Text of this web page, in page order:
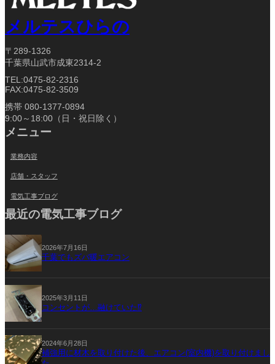
メルテスひらの
〒289-1326
千葉県山武市成東2314-2
TEL:0475-82-2316
FAX:0475-82-3509
携帯 080-1377-0894
9:00～18:00（日・祝日除く）
メニュー
業務内容
店舗・スタッフ
電気工事ブログ
最近の電気工事ブログ
2026年7月16日
千葉でもズバ暖エアコン
2025年3月11日
コンセントが…融けていた⁉
2024年6月28日
補強用に材木を取り付けた後、エアコン(室内機)を取り付けまし